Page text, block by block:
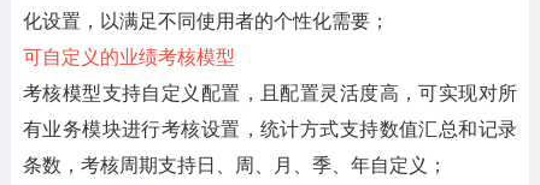
化设置，以满足不同使用者的个性化需要；
可自定义的业绩考核模型
考核模型支持自定义配置，且配置灵活度高，可实现对所
有业务模块进行考核设置，统计方式支持数值汇总和记录
条数，考核周期支持日、周、月、季、年自定义；